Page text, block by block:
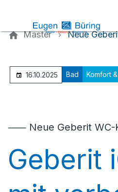
Master Neue
16.10.2025 Bad Komfort
⸺ Neue Geberit WC-
Geberit